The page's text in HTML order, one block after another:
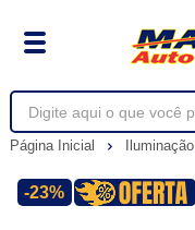
Página Inicial Iluminação
-23%